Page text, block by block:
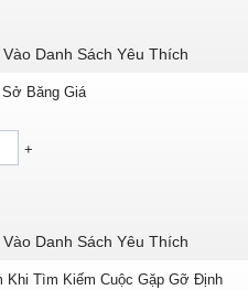
Danh Sách Yêu Thích
Băng Giá
+
Danh Sách Yêu Thích
Khi Tìm Kiếm Cuộc Gặp Gỡ Định